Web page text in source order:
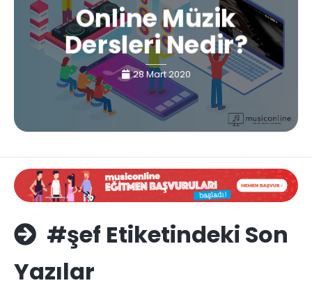
Online Müzik
Dersleri Nedir?
28 Mart 2020
#şef Etiketindeki Son
Yazılar